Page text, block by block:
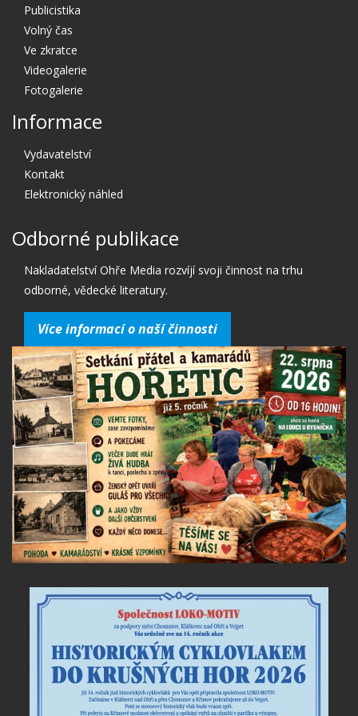
Publicistika
Volný čas
Ve zkratce
Videogalerie
Fotogalerie
Informace
Vydavatelství
Kontakt
Elektronický náhled
Odborné publikace
Nakladatelství Ohře Media rozvíjí svoji činnost na trhu
odborné, vědecké literatury.
Více informací o naší činnosti